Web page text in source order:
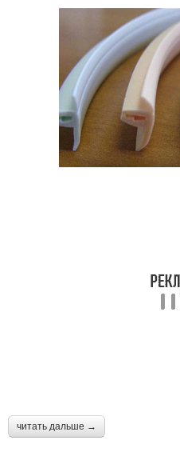
читать дальше →